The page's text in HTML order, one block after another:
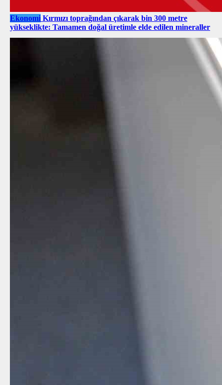
Ekonomi Kırmızı toprağından çıkarak bin 300 metre
yükseklikte: Tamamen doğal üretimle elde edilen mineraller